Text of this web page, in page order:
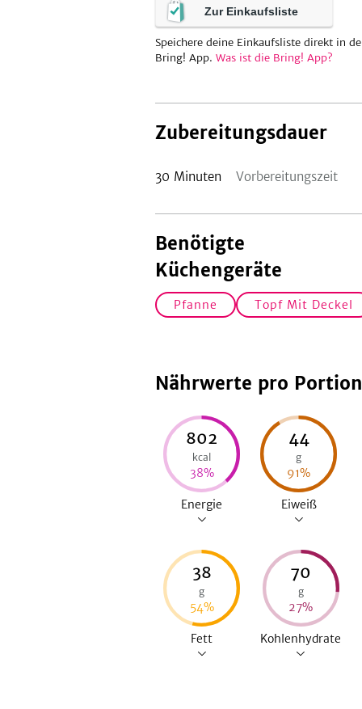
Zur Einkaufsliste
Speichere deine Einkaufsliste direkt in
Bring! App. Was ist die Bring! App?
Zubereitungsdauer
30 Minuten Vorbereitungszeit
Benötigte
Küchengeräte
Pfanne Topf Mit Deckel
Nährwerte pro Portion
802
kcal
38%
Energie
44
g
91%
Eiweiß
38
g
54%
Fett
70
g
27%
Kohlenhydrate